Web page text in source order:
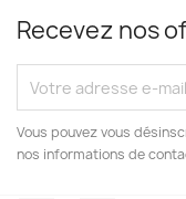
Recevez nos
Vous pouvez vous
nos informations de